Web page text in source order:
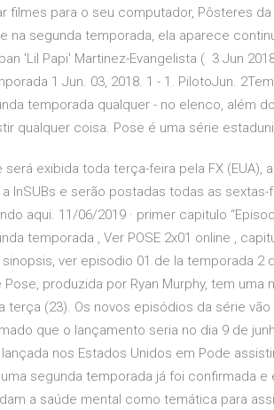
filmes para o seu computador, Pôsteres
na segunda temporada, ela aparece
'Lil Papi' Martinez-Evangelista ( 3 Jun
1 Jun. 03, 2018. 1 - 1. PilotoJun.
temporada qualquer - no elenco, além
qualquer coisa. Pose é uma série
será exibida toda terça-feira pela FX (EUA),
InSUBs e serão postadas todas as
aqui. 11/06/2019 · primer capitulo
temporada , Ver POSE 2x01 online ,
sinopsis, ver episodio 01 de la temporada 2
Pose, produzida por Ryan Murphy, tem
terça (23). Os novos episódios da série
que o lançamento seria no dia 9 de
lançada nos Estados Unidos em Pode
segunda temporada já foi confirmada
a saúde mental como temática para